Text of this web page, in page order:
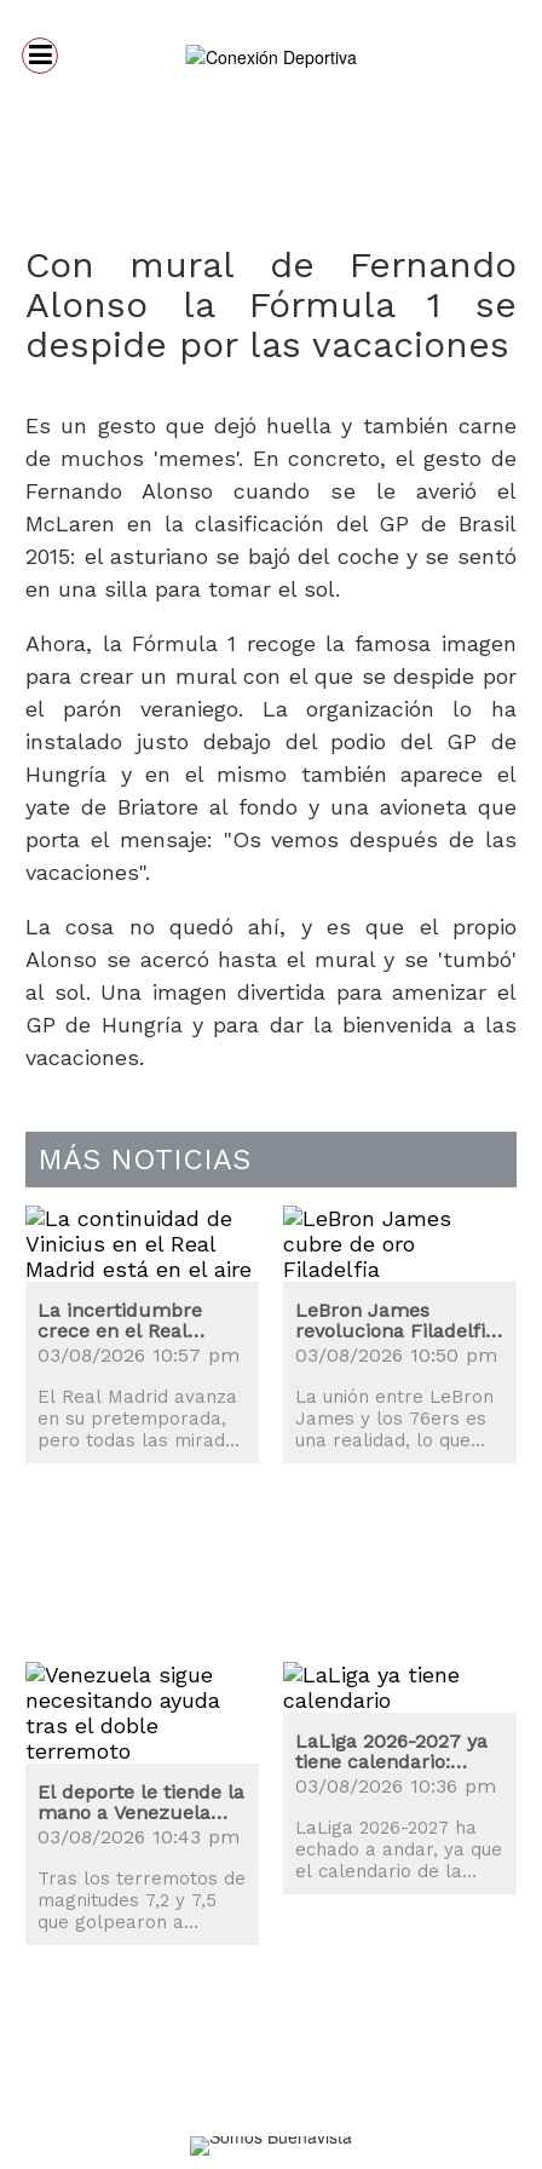
Con mural de Fernando
Alonso la Fórmula 1 se
despide por las vacaciones
Es un gesto que dejó huella y también carne
de muchos 'memes'. En concreto, el gesto de
Fernando Alonso cuando se le averió el
McLaren en la clasificación del GP de Brasil
2015: el asturiano se bajó del coche y se sentó
en una silla para tomar el sol.
Ahora, la Fórmula 1 recoge la famosa imagen
para crear un mural con el que se despide por
el parón veraniego. La organización lo ha
instalado justo debajo del podio del GP de
Hungría y en el mismo también aparece el
yate de Briatore al fondo y una avioneta que
porta el mensaje: "Os vemos después de las
vacaciones".
La cosa no quedó ahí, y es que el propio
Alonso se acercó hasta el mural y se 'tumbó'
al sol. Una imagen divertida para amenizar el
GP de Hungría y para dar la bienvenida a las
vacaciones.
MÁS NOTICIAS
La incertidumbre
crece en el Real
Madrid: ¿Renovará
Vinicius?
03/08/2026 10:57 pm
El Real Madrid avanza
en su pretemporada,
pero todas las miradas
LeBron James
revoluciona Filadelfia:
los precios de las
entradas se disparan
03/08/2026 10:50 pm
La unión entre LeBron
James y los 76ers es
una realidad, lo que
El deporte le tiende la
mano a Venezuela
tras los terremotos
03/08/2026 10:43 pm
Tras los terremotos de
magnitudes 7,2 y 7,5
que golpearon a
LaLiga 2026-2027 ya
tiene calendario:
estas son las fechas
claves
03/08/2026 10:36 pm
LaLiga 2026-2027 ha
echado a andar, ya que
el calendario de la